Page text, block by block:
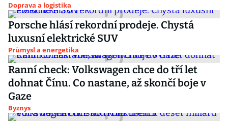
Doprava a logistika
Porsche hlásí rekordní prodeje. Chystá
luxusní elektrické SUV
Průmysl a energetika
Ranní check: Volkswagen chce do tří let
dohnat Čínu. Co nastane, až skončí boje v
Gaze
Byznys